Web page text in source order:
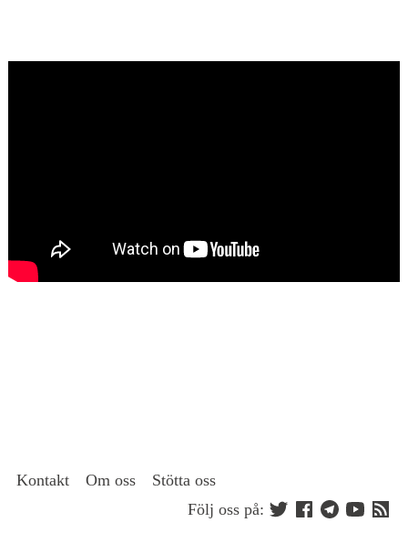
Kontakt Om oss
Stötta oss
Följ oss på: